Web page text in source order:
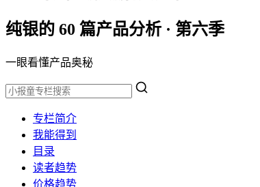
纯银的 60 篇产品分析 · 第六季
一眼看懂产品奥秘
专栏简介
我能得到
目录
读者趋势
价格趋势